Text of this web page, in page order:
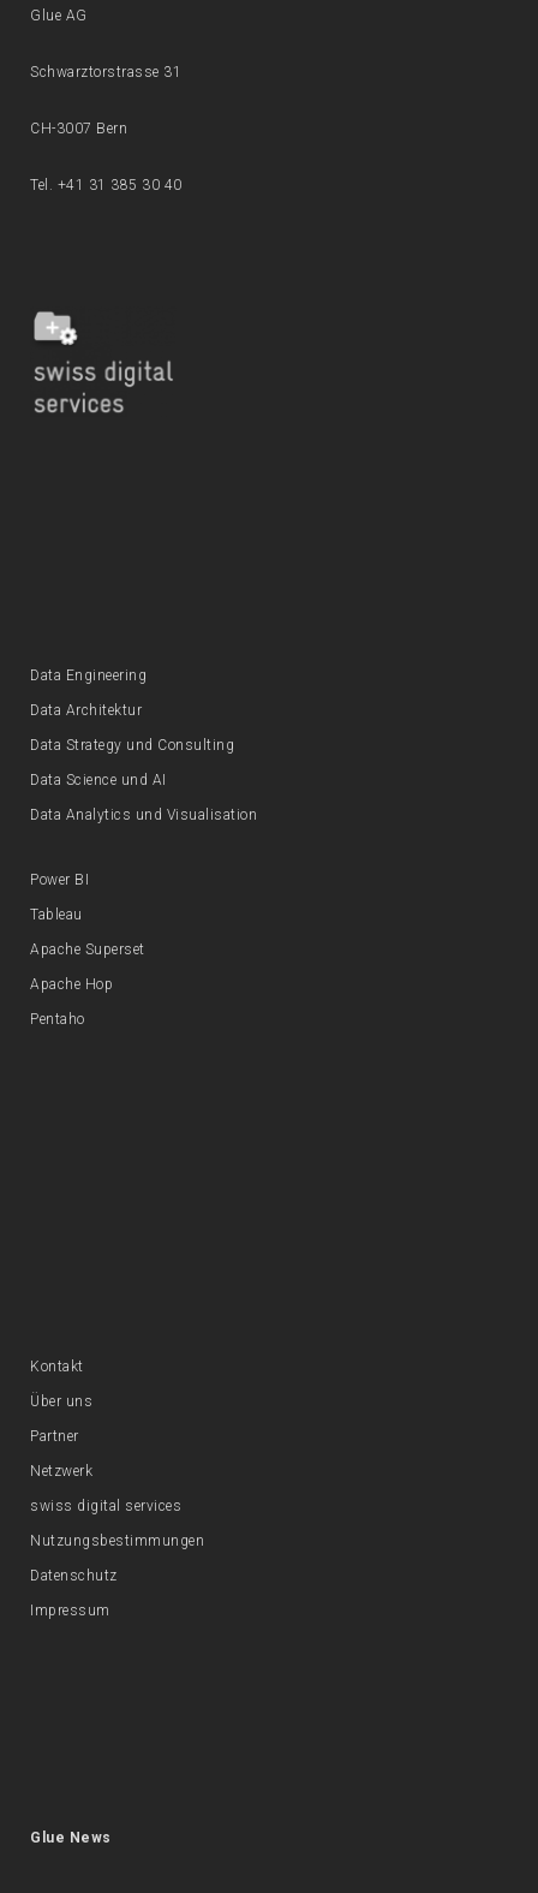
Glue AG
Schwarztorstrasse 31
CH-3007 Bern
Tel. +41 31 385 30 40
Data Engineering
Data Architektur
Data Strategy und Consulting
Data Science und AI
Data Analytics und Visualisation
Power BI
Tableau
Apache Superset
Apache Hop
Pentaho
Kontakt
Über uns
Partner
Netzwerk
swiss digital services
Nutzungsbestimmungen
Datenschutz
Impressum
Glue News